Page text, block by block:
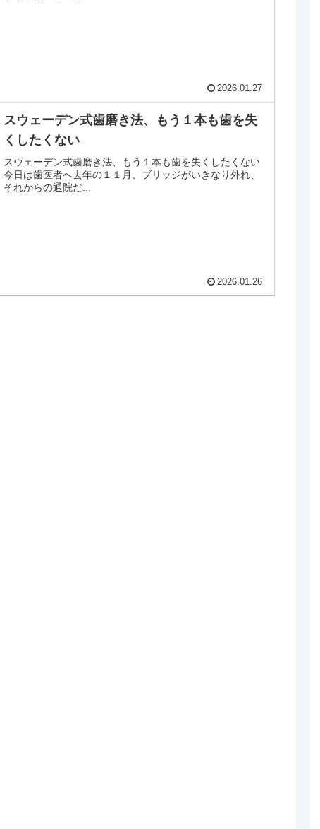
2026.01.27
スウェーデン式歯磨き法、もう１本も歯を失
くしたくない
スウェーデン式歯磨き法、もう１本も歯を失くしたくない
今日は歯医者へ去年の１１月、ブリッジがいきなり外れ、
それからの通院だ...
2026.01.26